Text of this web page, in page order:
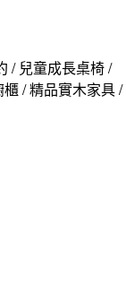
/ 兒童成長桌椅 /
/ 精品實木家具 /